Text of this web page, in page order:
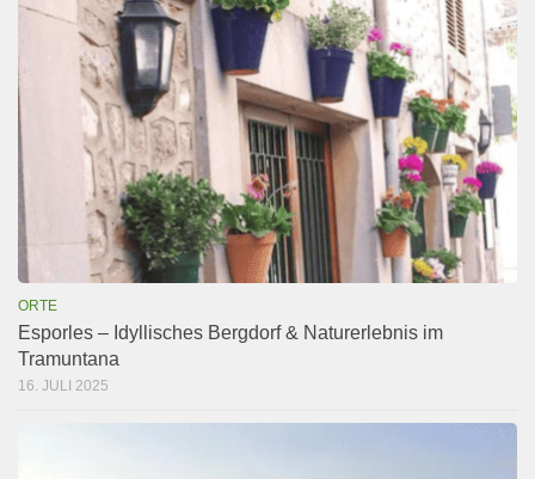
ORTE
Esporles – Idyllisches Bergdorf & Naturerlebnis im
Tramuntana
16. JULI 2025